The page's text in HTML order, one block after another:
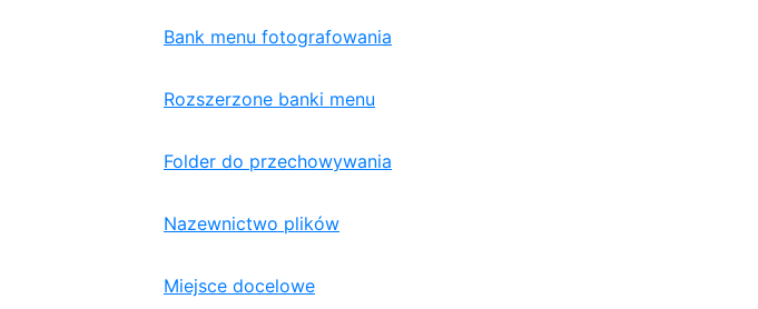
Bank menu fotografowania
Rozszerzone banki menu
Folder do przechowywania
Nazewnictwo plików
Miejsce docelowe